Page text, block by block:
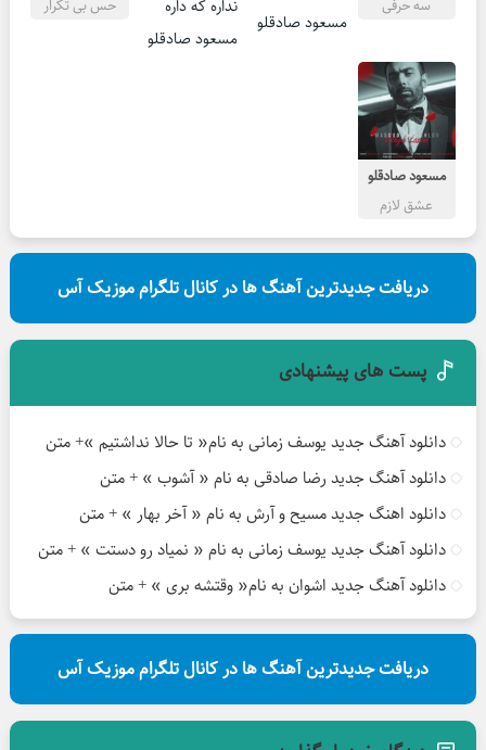
سه حرفی
مسعود صادقلو
نداره که داره
مسعود صادقلو
حس بی تکرار
مسعود صادقلو
عشق لازم
دریافت جدیدترین آهنگ ها در کانال تلگرام موزیک آس
پست های پیشنهادی
دانلود آهنگ جدید یوسف زمانی به نام« تا حالا نداشتیم »+ متن
دانلود آهنگ جدید رضا صادقی به نام « آشوب » + متن
دانلود اهنگ جدید مسیح و آرش به نام « آخر بهار » + متن
دانلود آهنگ جدید یوسف زمانی به نام « نمیاد رو دستت » + متن
دانلود آهنگ جدید اشوان به نام« وقتشه بری » + متن
دریافت جدیدترین آهنگ ها در کانال تلگرام موزیک آس